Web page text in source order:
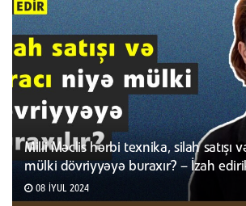
Milli Məclis hərbi texnika, silah satışı
mülki dövriyyəyə buraxır? – İzah
08 İYUL 2024